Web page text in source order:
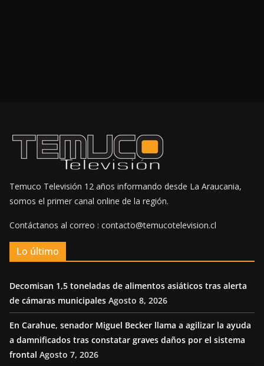
Temuco Televisión 12 años informando desde La Araucania,
somos el primer canal online de la región.
Contáctanos al correo : contacto@temucotelevision.cl
Lo último
Decomisan 1,5 toneladas de alimentos asiáticos tras alerta
de cámaras municipales Agosto 8, 2026
En Carahue, senador Miguel Becker llama a agilizar la ayuda
a damnificados tras constatar graves daños por el sistema
frontal Agosto 7, 2026